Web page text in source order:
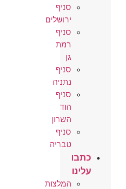
סניף
ירושלים
סניף
רמת
גן
סניף
נתניה
סניף
הוד
השרון
סניף
טבריה
כתבו
עלינו
המלצות